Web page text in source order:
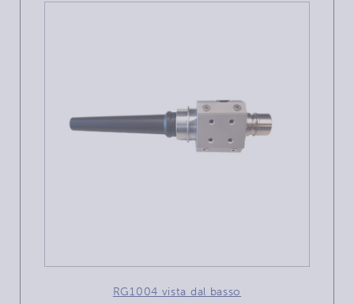
RG1004 vista dal basso